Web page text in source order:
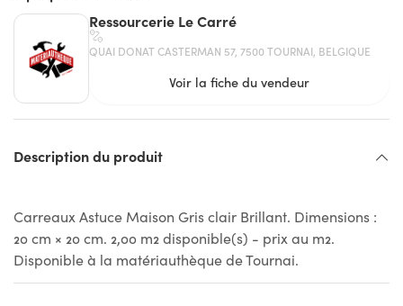
Ressourcerie Le Carré
QUAI DONAT CASTERMAN 57, 7500 TOURNAI, BELGIQUE
Voir la fiche du vendeur
Description du produit
Carreaux Astuce Maison Gris clair Brillant. Dimensions :
20 cm × 20 cm. 2,00 m2 disponible(s) - prix au m2.
Disponible à la matériauthèque de Tournai.